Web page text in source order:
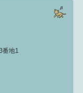
番地1